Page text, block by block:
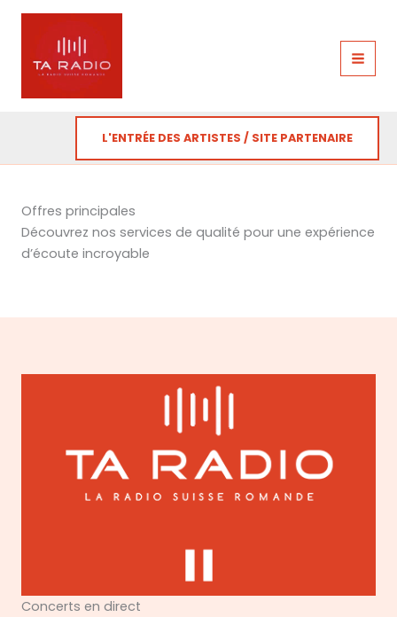
Aller
L'ENTRÉE DES ARTISTES / SITE PARTENAIRE
Offres principales
Découvrez nos services de qualité pour une expérience
d’écoute incroyable
Concerts en direct